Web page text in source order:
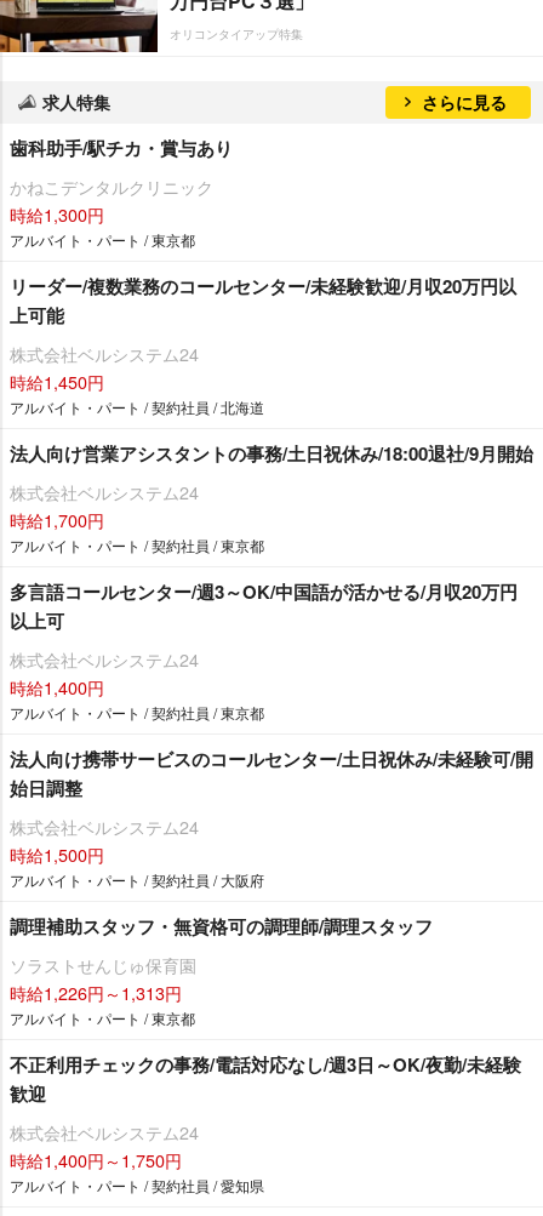
オリコンタイアップ特集
求人特集 さらに見る
歯科助手/駅チカ・賞与あり
かねこデンタルクリニック
時給1,300円
アルバイト・パート / 東京都
リーダー/複数業務のコールセンター/未経験歓迎/月収20万円以
上可能
株式会社ベルシステム24
時給1,450円
アルバイト・パート / 契約社員 / 北海道
法人向け営業アシスタントの事務/土日祝休み/18:00退社/9月開始
株式会社ベルシステム24
時給1,700円
アルバイト・パート / 契約社員 / 東京都
多言語コールセンター/週3～OK/中国語が活かせる/月収20万円
以上可
株式会社ベルシステム24
時給1,400円
アルバイト・パート / 契約社員 / 東京都
法人向け携帯サービスのコールセンター/土日祝休み/未経験可/開
始日調整
株式会社ベルシステム24
時給1,500円
アルバイト・パート / 契約社員 / 大阪府
調理補助スタッフ・無資格可の調理師/調理スタッフ
ソラストせんじゅ保育園
時給1,226円～1,313円
アルバイト・パート / 東京都
不正利用チェックの事務/電話対応なし/週3日～OK/夜勤/未経験
歓迎
株式会社ベルシステム24
時給1,400円～1,750円
アルバイト・パート / 契約社員 / 愛知県